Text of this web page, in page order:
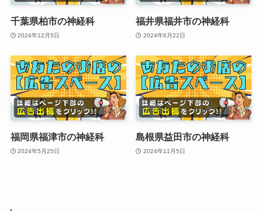
千葉県柏市の神経科
2024年12月5日
福井県福井市の神経科
2024年6月22日
福岡県福津市の神経科
2024年5月25日
島根県益田市の神経科
2024年11月5日